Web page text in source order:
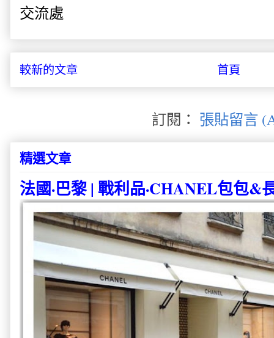
交流處
較新的文章 首頁
訂閱： 張貼留言
精選文章
法國·巴黎 | 戰利品·CHANEL包包&